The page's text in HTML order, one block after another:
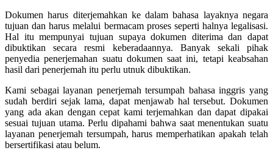
Dokumen harus diterjemahkan ke dalam bahasa layaknya negara
tujuan dan harus melalui bermacam proses seperti halnya legalisasi.
Hal itu mempunyai tujuan supaya dokumen diterima dan dapat
dibuktikan secara resmi keberadaannya. Banyak sekali pihak
penyedia penerjemahan suatu dokumen saat ini, tetapi keabsahan
hasil dari penerjemah itu perlu utnuk dibuktikan.
Kami sebagai layanan penerjemah tersumpah bahasa inggris yang
sudah berdiri sejak lama, dapat menjawab hal tersebut. Dokumen
yang ada akan dengan cepat kami terjemahkan dan dapat dipakai
sesuai tujuan utama. Perlu dipahami bahwa saat menentukan suatu
layanan penerjemah tersumpah, harus memperhatikan apakah telah
bersertifikasi atau belum.